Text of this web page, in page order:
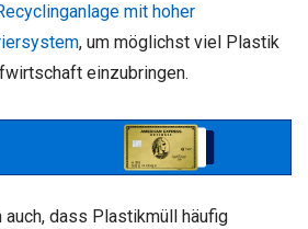
mit hoher
, um möglichst viel Plastik
einzubringen.
auch, dass Plastikmüll häufig